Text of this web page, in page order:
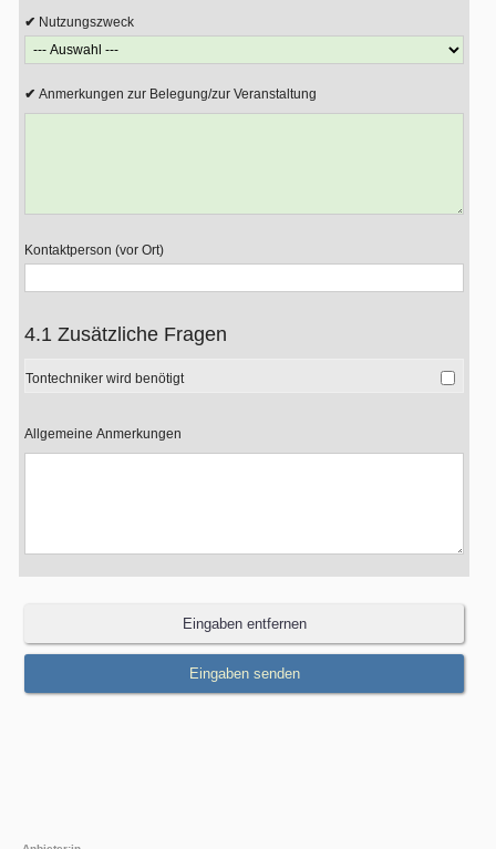
Nutzungszweck
Anmerkungen zur Belegung/zur Veranstaltung
Kontaktperson (vor Ort)
4.1 Zusätzliche Fragen
Tontechniker wird benötigt
Allgemeine Anmerkungen